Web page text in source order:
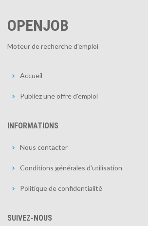
OPENJOB
Moteur de recherche d'emploi
Accueil
Publiez une offre d'emploi
INFORMATIONS
Nous contacter
Conditions générales d'utilisation
Politique de confidentialité
SUIVEZ-NOUS